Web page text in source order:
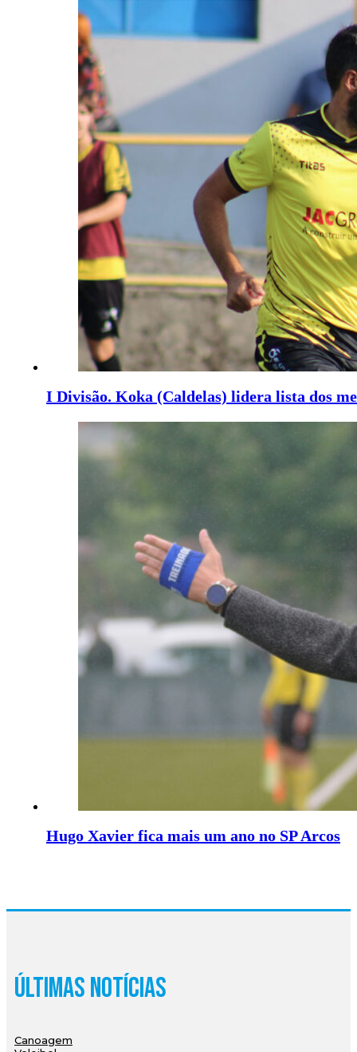
I Divisão. Koka (Caldelas) lidera lista dos
Hugo Xavier fica mais um ano no SP Arcos
Últimas Notícias
Canoagem